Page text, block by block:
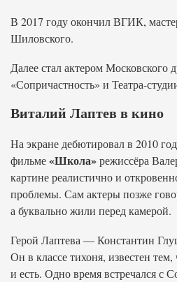
В 2017 году окончил ВГИК,
Шиловского.
Далее стал актером Московского
«Сопричастность» и Театра-
Виталий Лаптев в кино
На экране дебютировал в 2010
фильме«Школа»режиссёра
картине реалистично и
проблемы. Сам актеры позже
а буквально жили перед камерой.
Герой Лаптева — Константин
Он в классе тихоня, известен
и есть. Одно время встречался с